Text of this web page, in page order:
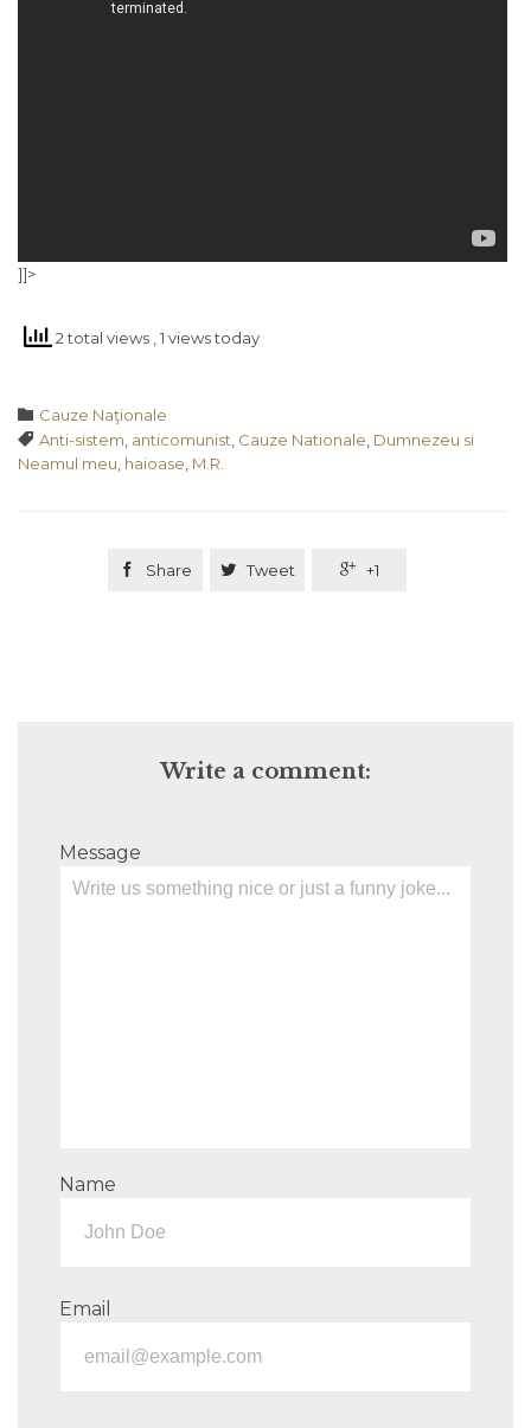
]]>
2 total views , 1 views today
 Category
Cauze Naţionale
 Tags
Anti-sistem anticomunist Cauze Nationale Dumnezeu si
Neamul meu haioase M.R.
 Share  Tweet  +1
Write a comment:
Message
Name
Email